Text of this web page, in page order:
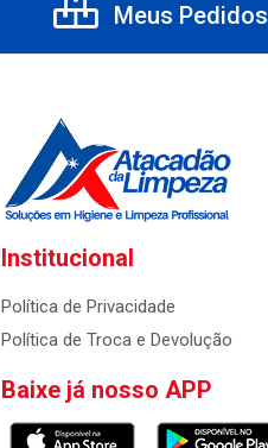
Meus Pedidos
Institucional
Política de Privacidade
Política de Troca e Devolução
Baixe já nosso APP